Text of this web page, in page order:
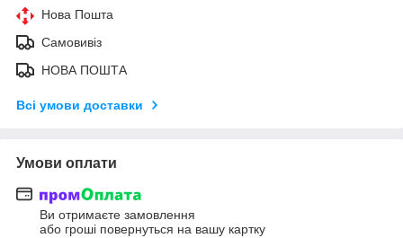
Нова Пошта
Самовивіз
НОВА ПОШТА
Всі умови доставки
Умови оплати
Ви отримаєте замовлення
або гроші повернуться на вашу картку